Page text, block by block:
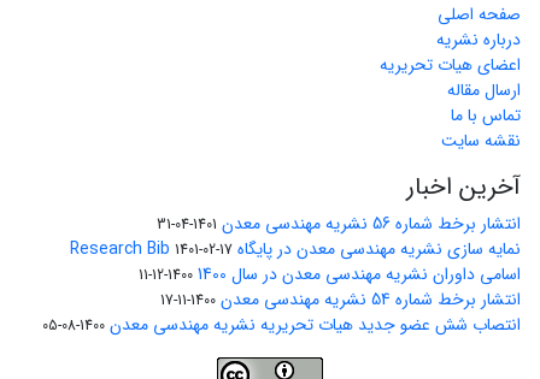
صفحه اصلی
درباره نشریه
اعضای هیات تحریریه
ارسال مقاله
تماس با ما
نقشه سایت
آخرین اخبار
انتشار برخط شماره 56 نشریه مهندسی معدن 1401-04-31
نمایه سازی نشریه مهندسی معدن در پایگاه Research Bib 1401-02-17
اسامی داوران نشریه مهندسی معدن در سال 1400 1400-12-11
انتشار برخط شماره 54 نشریه مهندسی معدن 1400-11-17
انتصاب شش عضو جدید هیات تحریریه نشریه مهندسی معدن 1400-08-05